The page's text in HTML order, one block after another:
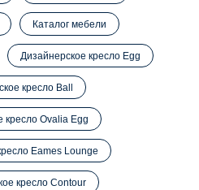
Каталог мебели
Дизайнерское кресло Egg
кресло Ball
кресло Ovalia Egg
Eames Lounge
кресло Contour